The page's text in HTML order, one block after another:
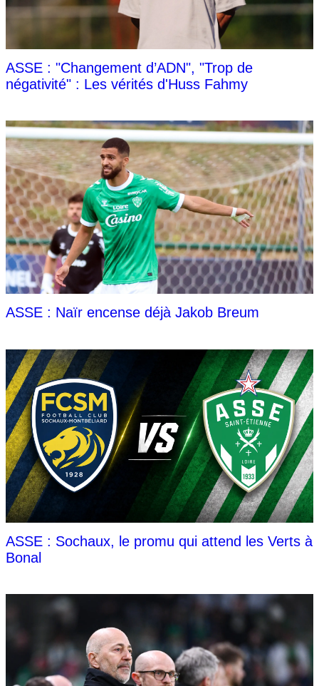
ASSE : "Changement d’ADN", "Trop de
négativité" : Les vérités d'Huss Fahmy
ASSE : Naïr encense déjà Jakob Breum
ASSE : Sochaux, le promu qui attend les Verts à
Bonal